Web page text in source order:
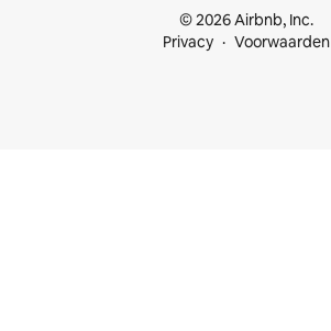
© 2026 Airbnb, Inc.
Privacy
Voorwaarden